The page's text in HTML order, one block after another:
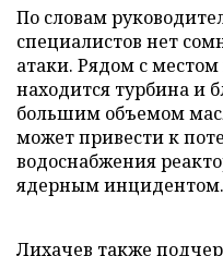
По словам
специалистов нет
атаки. Рядом с
находится турбина и
большим объемом
может привести к
водоснабжения
ядерным инцидентом.
Лихачев также